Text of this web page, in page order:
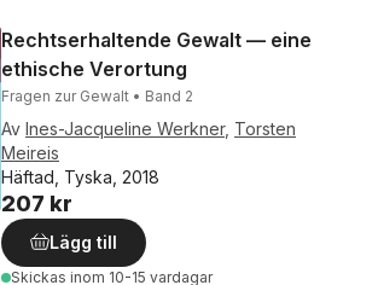
Rechtserhaltende Gewalt — eine
ethische Verortung
Fragen zur Gewalt • Band 2
Av Ines-Jacqueline Werkner, Torsten
Meireis
Häftad, Tyska, 2018
207 kr
Lägg till
Skickas inom 10-15 vardagar